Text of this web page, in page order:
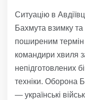
Ситуацію в
Бахмута взимку
поширеним термін
командири хвиля
непідготовлених
техніки. Оборона
— українські